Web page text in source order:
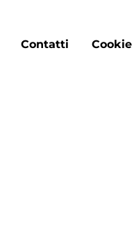
Footer
Contatti